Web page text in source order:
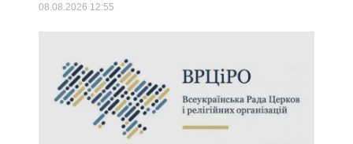
08.08.2026 12:55